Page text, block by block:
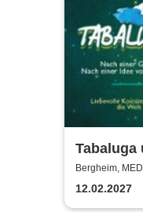
Tabaluga
ganze
Bergheim,
12.02.2027